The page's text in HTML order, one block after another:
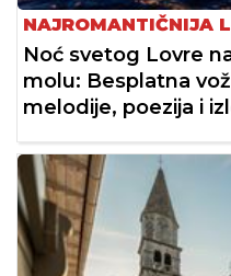
NAJROMANTIČNIJA
Noć svetog Lovre
molu: Besplatna
melodije, poezija i